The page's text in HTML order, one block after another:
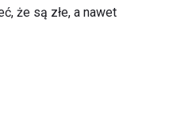
że są złe, a nawet